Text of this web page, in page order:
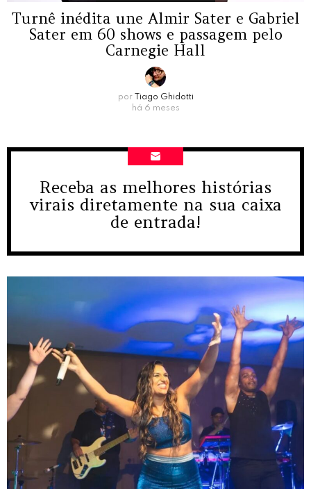
Turnê inédita une Almir Sater e Gabriel
Sater em 60 shows e passagem pelo
Carnegie Hall
por
Tiago Ghidotti
há 6 meses
NEWSLETTER
Receba as melhores histórias
virais diretamente na sua caixa
de entrada!